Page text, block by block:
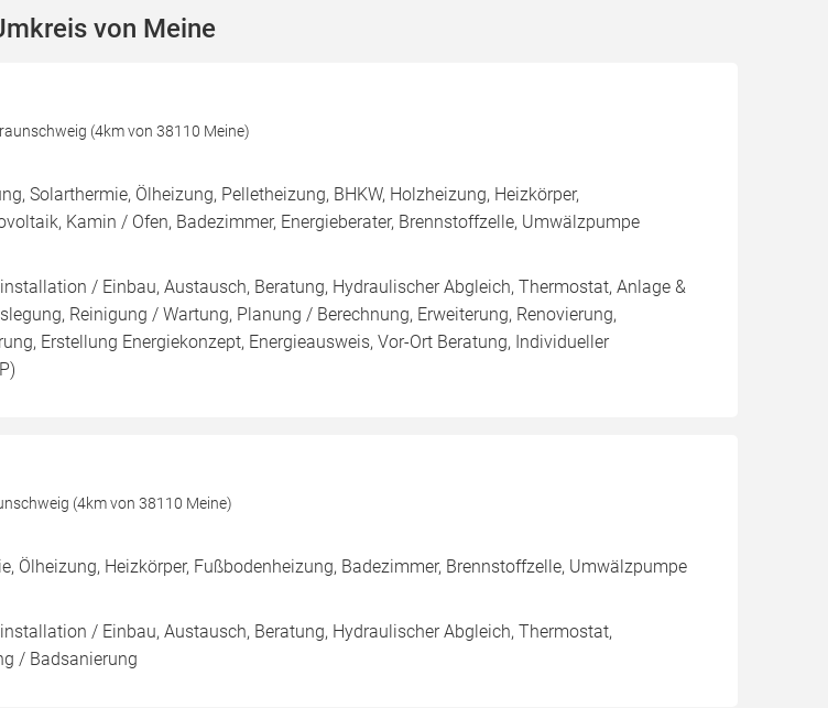
von Meine
(4km von 38110 Meine)
Solarthermie, Ölheizung, Pelletheizung, BHKW, Holzheizung, Heizkörper,
Kamin / Ofen, Badezimmer, Energieberater, Brennstoffzelle, Umwälzpumpe
/ Einbau, Austausch, Beratung, Hydraulischer Abgleich, Thermostat, Anlage &
Reinigung / Wartung, Planung / Berechnung, Erweiterung, Renovierung,
Erstellung Energiekonzept, Energieausweis, Vor-Ort Beratung, Individueller
(4km von 38110 Meine)
Ölheizung, Heizkörper, Fußbodenheizung, Badezimmer, Brennstoffzelle, Umwälzpumpe
/ Einbau, Austausch, Beratung, Hydraulischer Abgleich, Thermostat,
/ Badsanierung